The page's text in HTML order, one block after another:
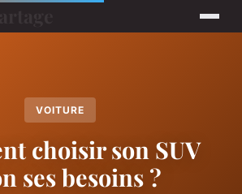
VOITURE
choisir son SUV
ses besoins ?